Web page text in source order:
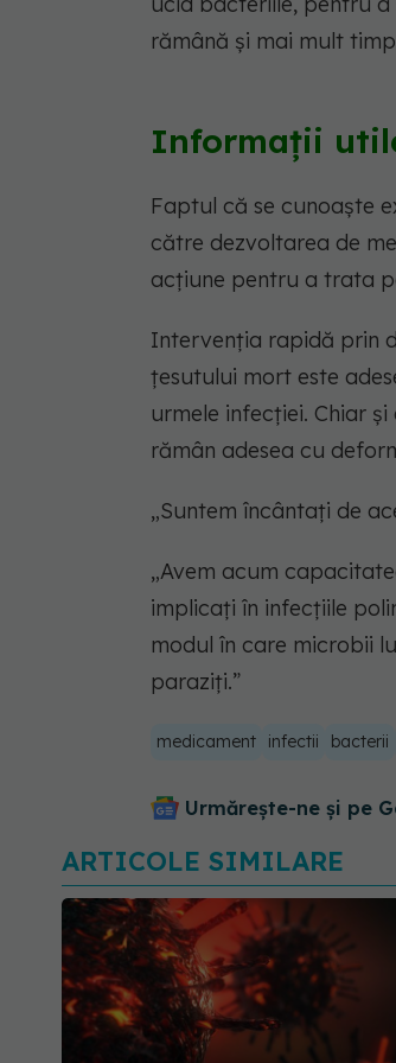
rămână și mai mult
Informații
Faptul că se cunoaște
către dezvoltarea de
acțiune pentru a trata
Intervenția rapidă prin
țesutului mort este
urmele infecției. Chiar
rămân adesea cu
„Suntem încântați de
„Avem acum
implicați în infecțiile
modul în care microbii
paraziți.”
medicament infectii bacterii
Urmărește-ne și pe
ARTICOLE SIMILARE